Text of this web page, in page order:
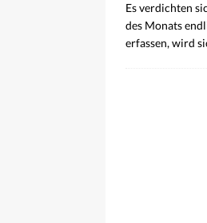
Es verdichten
des Monats
erfassen, wird